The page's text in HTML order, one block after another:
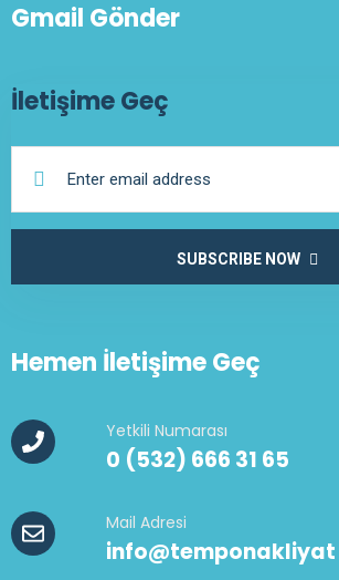
Gmail Gönder
İletişime Geç
SUBSCRIBE NOW
Hemen İletişime Geç
Yetkili Numarası
0 (532) 666 31 65
Mail Adresi
info@temponakliyat